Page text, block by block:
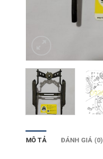
MÔ TẢ ĐÁNH GIÁ (0)